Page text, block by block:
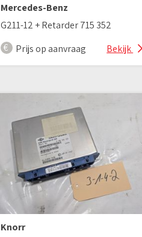
Mercedes-Benz
G211-12 + Retarder 715 352
Prijs op aanvraag
Bekijk
Knorr